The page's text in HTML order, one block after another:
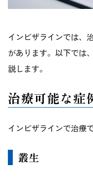
インビザラインでは、
があります。以下では
説します。
治療可能な症
インビザラインで治療
叢生